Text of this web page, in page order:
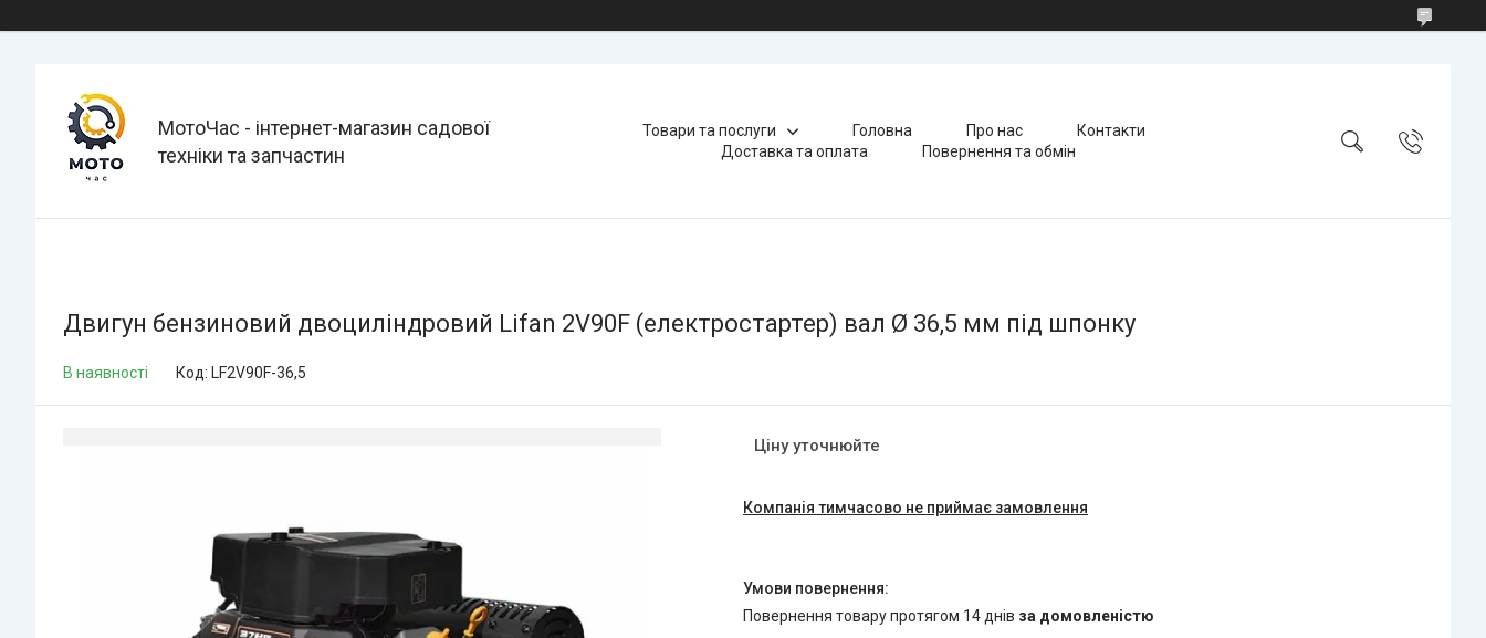
МотоЧас - інтернет-магазин садової
техніки та запчастин
Товари та послуги Головна Про нас
Контакти
Доставка та оплата
Повернення та обмін
Двигун бензиновий двоциліндровий Lifan 2V90F (електростартер) вал Ø 36,5 мм під шпонку
В наявності Код: LF2V90F-36,5
Ціну уточнюйте
Компанія тимчасово не приймає замовлення
повернення товару протягом 14 днів за домовленістю